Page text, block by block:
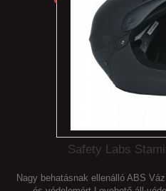
Safety Labs
Nagy behatásnak ellenálló ABS